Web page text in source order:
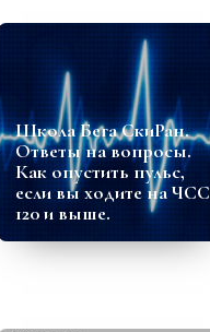
Школа Бега СкиРан.
Ответы на вопросы.
Как опустить пульс,
если вы ходите на ЧСС
120 и выше.